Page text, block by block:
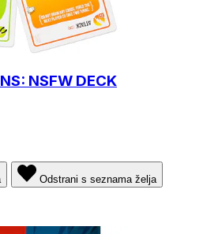
NSFW DECK
Odstrani s seznama želja